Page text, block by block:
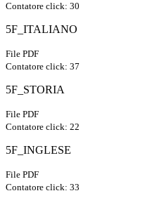
Contatore click: 30
5F_ITALIANO
File PDF
Contatore click: 37
5F_STORIA
File PDF
Contatore click: 22
5F_INGLESE
File PDF
Contatore click: 33